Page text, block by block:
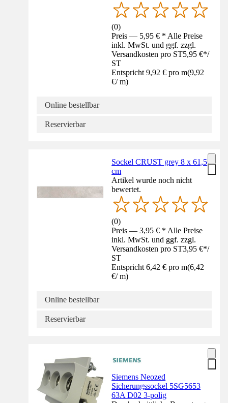
(0)
Preis — 5,95 € * Alle Preise
inkl. MwSt. und ggf. zzgl.
Versandkosten pro ST5,95 €*/
ST
Entspricht 9,92 € pro m(9,92
€/ m)
Online bestellbar
Reservierbar
Sockel CRUST grey 8 x 61,5
cm
Artikel wurde noch nicht
bewertet.
(0)
Preis — 3,95 € * Alle Preise
inkl. MwSt. und ggf. zzgl.
Versandkosten pro ST3,95 €*/
ST
Entspricht 6,42 € pro m(6,42
€/ m)
Online bestellbar
Reservierbar
Siemens Neozed
Sicherungssockel 5SG5653
63A D02 3-polig